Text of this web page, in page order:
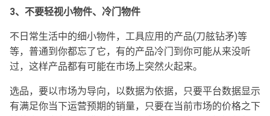
3、不要轻视小物件、冷门物件
不日常生活中的细小物件，工具应用的产品(刀舷钻矛)等
等，普通到你都忘了它，有的产品冷门到你可能从来没听
过，这样产品都有可能在市场上突然火起来。
选品，要以市场为导向，以数据为依据，只要平台数据显示
有满足你当下运营预期的销量，只要在当前市场的价格之下